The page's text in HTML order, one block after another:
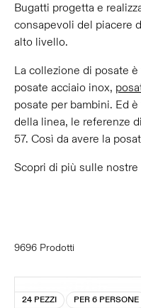
Bugatti progetta e
consapevoli del piacere
alto livello.
La collezione di posate
posate acciaio inox,
posate per bambini. Ed
della linea, le referenze
57. Così da avere la
Scopri di più sulle nostre
9696 Prodotti
24 PEZZI PER 6 PERSONE